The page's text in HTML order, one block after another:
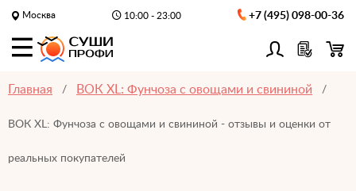
Москва 10:00 - 23:00 +7 (495) 098-00-36
Главная ВОК XL: Фунчоза с овощами и свининой
ВОК XL: Фунчоза с овощами и свининой - отзывы и оценки от
реальных покупателей